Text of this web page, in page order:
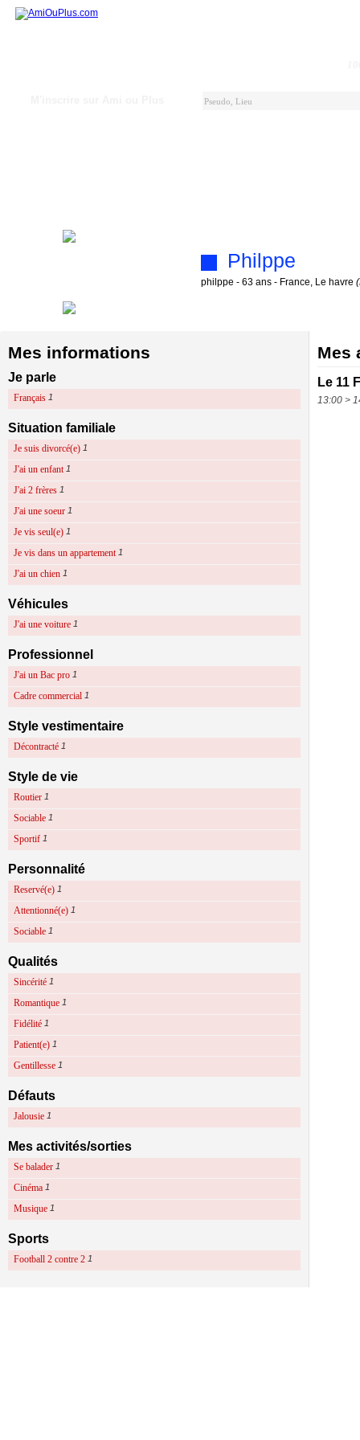
Philppe
philppe - 63 ans - France, Le havre
Mes informations
Je parle
Français 1
Situation familiale
Je suis divorcé(e) 1
J'ai un enfant 1
J'ai 2 frères 1
J'ai une soeur 1
Je vis seul(e) 1
Je vis dans un appartement 1
J'ai un chien 1
Véhicules
J'ai une voiture 1
Professionnel
J'ai un Bac pro 1
Cadre commercial 1
Style vestimentaire
Décontracté 1
Style de vie
Routier 1
Sociable 1
Sportif 1
Personnalité
Reservé(e) 1
Attentionné(e) 1
Sociable 1
Qualités
Sincérité 1
Romantique 1
Fidélité 1
Patient(e) 1
Gentillesse 1
Défauts
Jalousie 1
Mes activités/sorties
Se balader 1
Cinéma 1
Musique 1
Sports
Football 2 contre 2 1
Mes
Le 11
13:00 >